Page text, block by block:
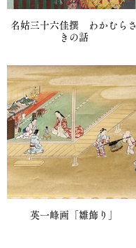
名姑三十六佳撰 わかむらさ
きの話
英一峰画「雛飾り」